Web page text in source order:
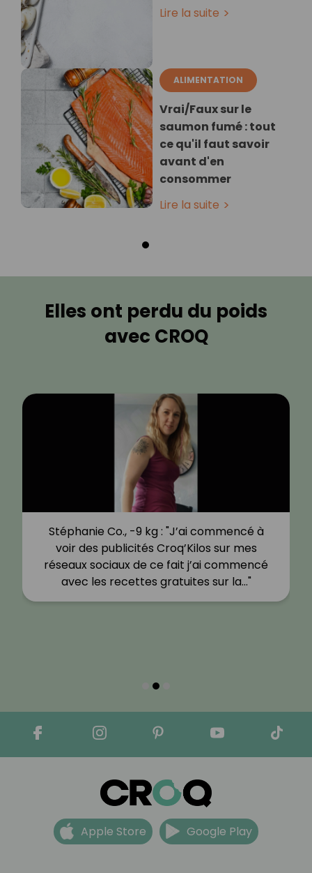
Lire la suite
ALIMENTATION
Vrai/Faux sur le
saumon fumé : tout
ce qu'il faut savoir
avant d'en
consommer
Lire la suite
Elles ont perdu du poids
avec CROQ
Stéphanie Co., -9 kg : "J’ai commencé à
voir des publicités Croq’Kilos sur mes
réseaux sociaux de ce fait j’ai commencé
avec les recettes gratuites sur la…"
Apple Store Google Play